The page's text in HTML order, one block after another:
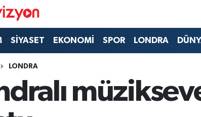
SİYASET EKONOMİ SPOR LONDRA
LONDRA